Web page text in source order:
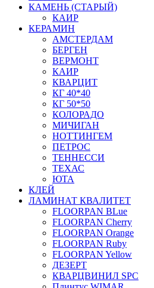
КАМЕНЬ (СТАРЫЙ)
КАИР
КЕРАМИН
АМСТЕРДАМ
БЕРГЕН
ВЕРМОНТ
КАИР
КВАРЦИТ
КГ 40*40
КГ 50*50
КОЛОРАДО
МИЧИГАН
НОТТИНГЕМ
ПЕТРОС
ТЕННЕССИ
ТЕХАС
ЮТА
КЛЕЙ
ЛАМИНАТ КВАЛИТЕТ
FLOORPAN BLue
FLOORPAN Cherry
FLOORPAN Orange
FLOORPAN Ruby
FLOORPAN Yellow
ДЕЗЕРТ
КВАРЦВИНИЛ SPC